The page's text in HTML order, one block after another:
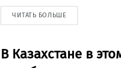
ЧИТАТЬ БОЛЬШЕ
В Казахстане в